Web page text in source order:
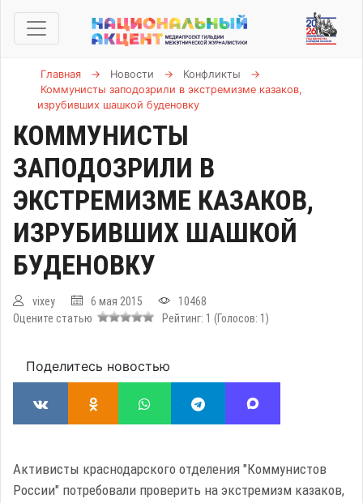
Главная → Новости → Конфликты
→
Коммунисты заподозрили в экстремизме казаков,
изрубивших шашкой буденовку
КОММУНИСТЫ
ЗАПОДОЗРИЛИ В
ЭКСТРЕМИЗМЕ КАЗАКОВ,
ИЗРУБИВШИХ ШАШКОЙ
БУДЕНОВКУ
vixey 6 мая 2015
10468
Оцените статью
Рейтинг: 1 (Голосов: 1 )
Поделитесь новостью
Активисты краснодарского отделения "Коммунистов
России" потребовали проверить на экстремизм казаков,